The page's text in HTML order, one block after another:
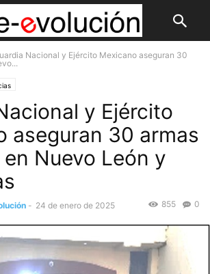
Nacional y Ejército Mexicano aseguran 30
y Ejército
aseguran 30 armas
Nuevo León y
- 24 de enero de 2025 0
855